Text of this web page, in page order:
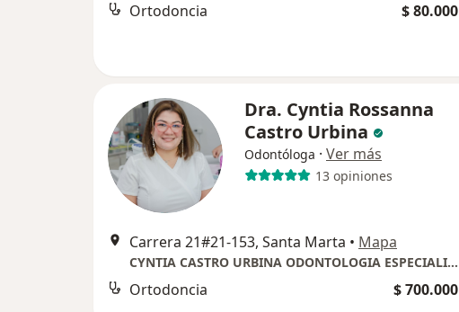
Ortodoncia $ 80.000
Dra. Cyntia Rossanna
Castro Urbina
Odontóloga · Ver más
13 opiniones
Carrera 21#21-153, Santa Marta • Mapa
CYNTIA CASTRO URBINA ODONTOLOGIA ESPECIALIZADA
Ortodoncia $ 700.000